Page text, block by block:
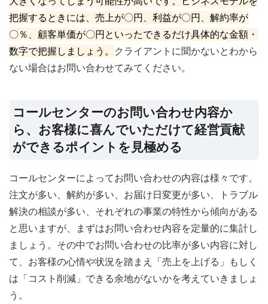
把握するときには、売上が〇円、利益が〇円、解約率が
〇％、顧客単価が〇円といったできるだけ具体的な金額・
数字で把握しましょう。 クライアントに聞かないとわから
ない場合はお問い合わせてみてください。
コールセンターのお問い合わせ内容か
ら、お客様に喜んでいただけて経営貢献
ができるポイントを見極める
コールセンターによってお問い合わせの内容は様々です。
注文が多い、解約が多い、お届け日変更が多い、トラブル
解決の相談が多い、それぞれの事業の特性から傾向がある
と思いますが、まずはお問い合わせ内容を定量的に集計し
ましょう。その中でお問い合わせの比率が多い内容に対し
て、お客様の心情や状況を踏まえ「売上を上げる」もしく
は「コスト削減」できる余地がないかを考えていきましょ
う。